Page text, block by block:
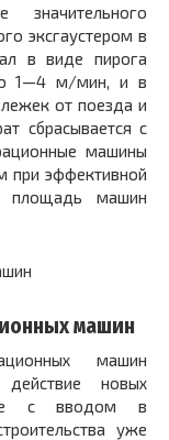
значительного
эксгаус­тером в
в виде пирога
1—4 м/мин, и в
от поезда и
сбрасывается с
машины
при эффективной
пло­щадь машин
машин
машин
новых
же с вводом в
уже